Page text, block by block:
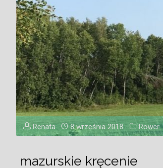
Renata 8 września 2018 Rower
mazurskie kręcenie